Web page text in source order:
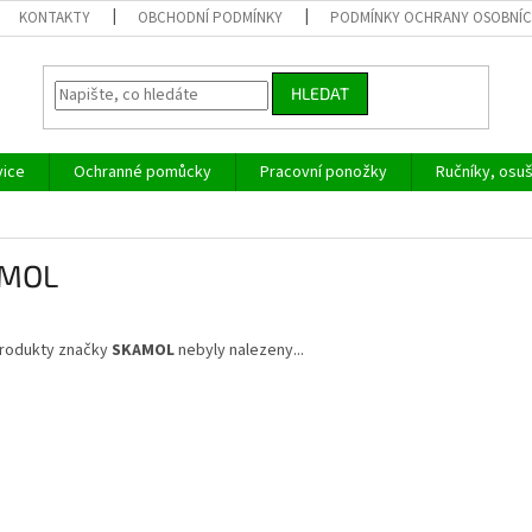
KONTAKTY OBCHODNÍ PODMÍNKY PODMÍNKY OCHRANY
HLEDAT
Ochranné pomůcky Pracovní ponožky Ručníky,
značkySKAMOLnebyly nalezeny...